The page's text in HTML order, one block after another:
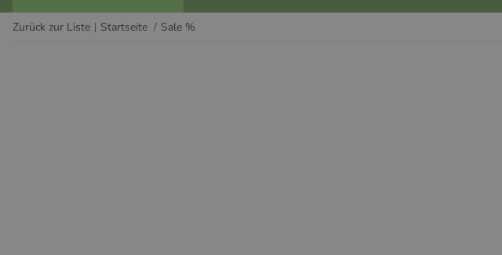
Zurück zur Liste Startseite Sale %